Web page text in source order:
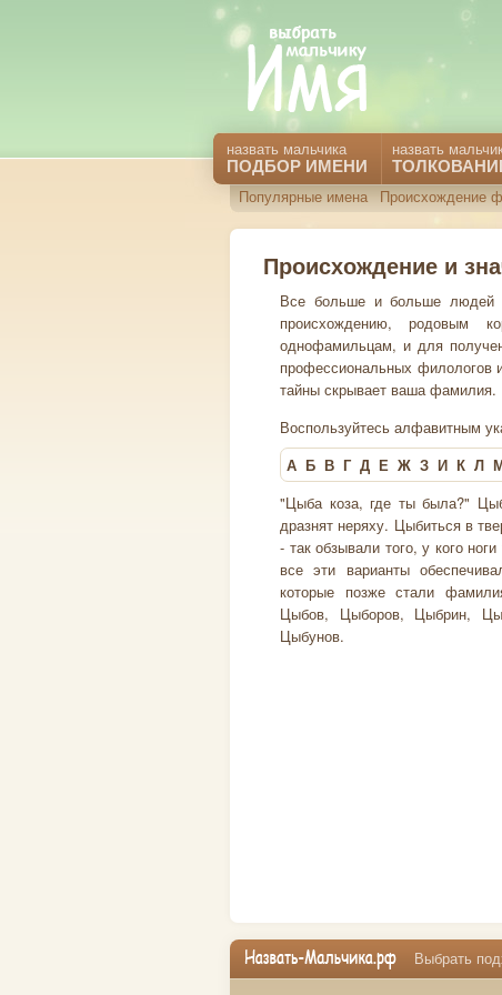
назвать мальчика
ПОДБОР ИМЕНИ
назвать
Популярные имена Происхождение
Происхождение и
Все больше и больше людей
происхождению, родовым
однофамильцам, и для
профессиональных филологов
тайны скрывает ваша фамилия.
Воспользуйтесь алфавитным
А Б В Г Д Е Ж З И К Л
"Цыба коза, где ты была?"
дразнят неряху. Цыбиться в
- так обзывали того, у кого
все эти варианты
которые позже стали
Цыбов, Цыборов, Цыбрин,
Цыбунов.
Выбрать